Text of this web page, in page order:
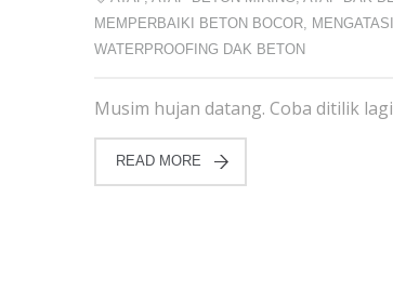
MEMPERBAIKI BETON BOCOR,
WATERPROOFING DAK BETON
Musim hujan datang. Coba ditilik
READ MORE